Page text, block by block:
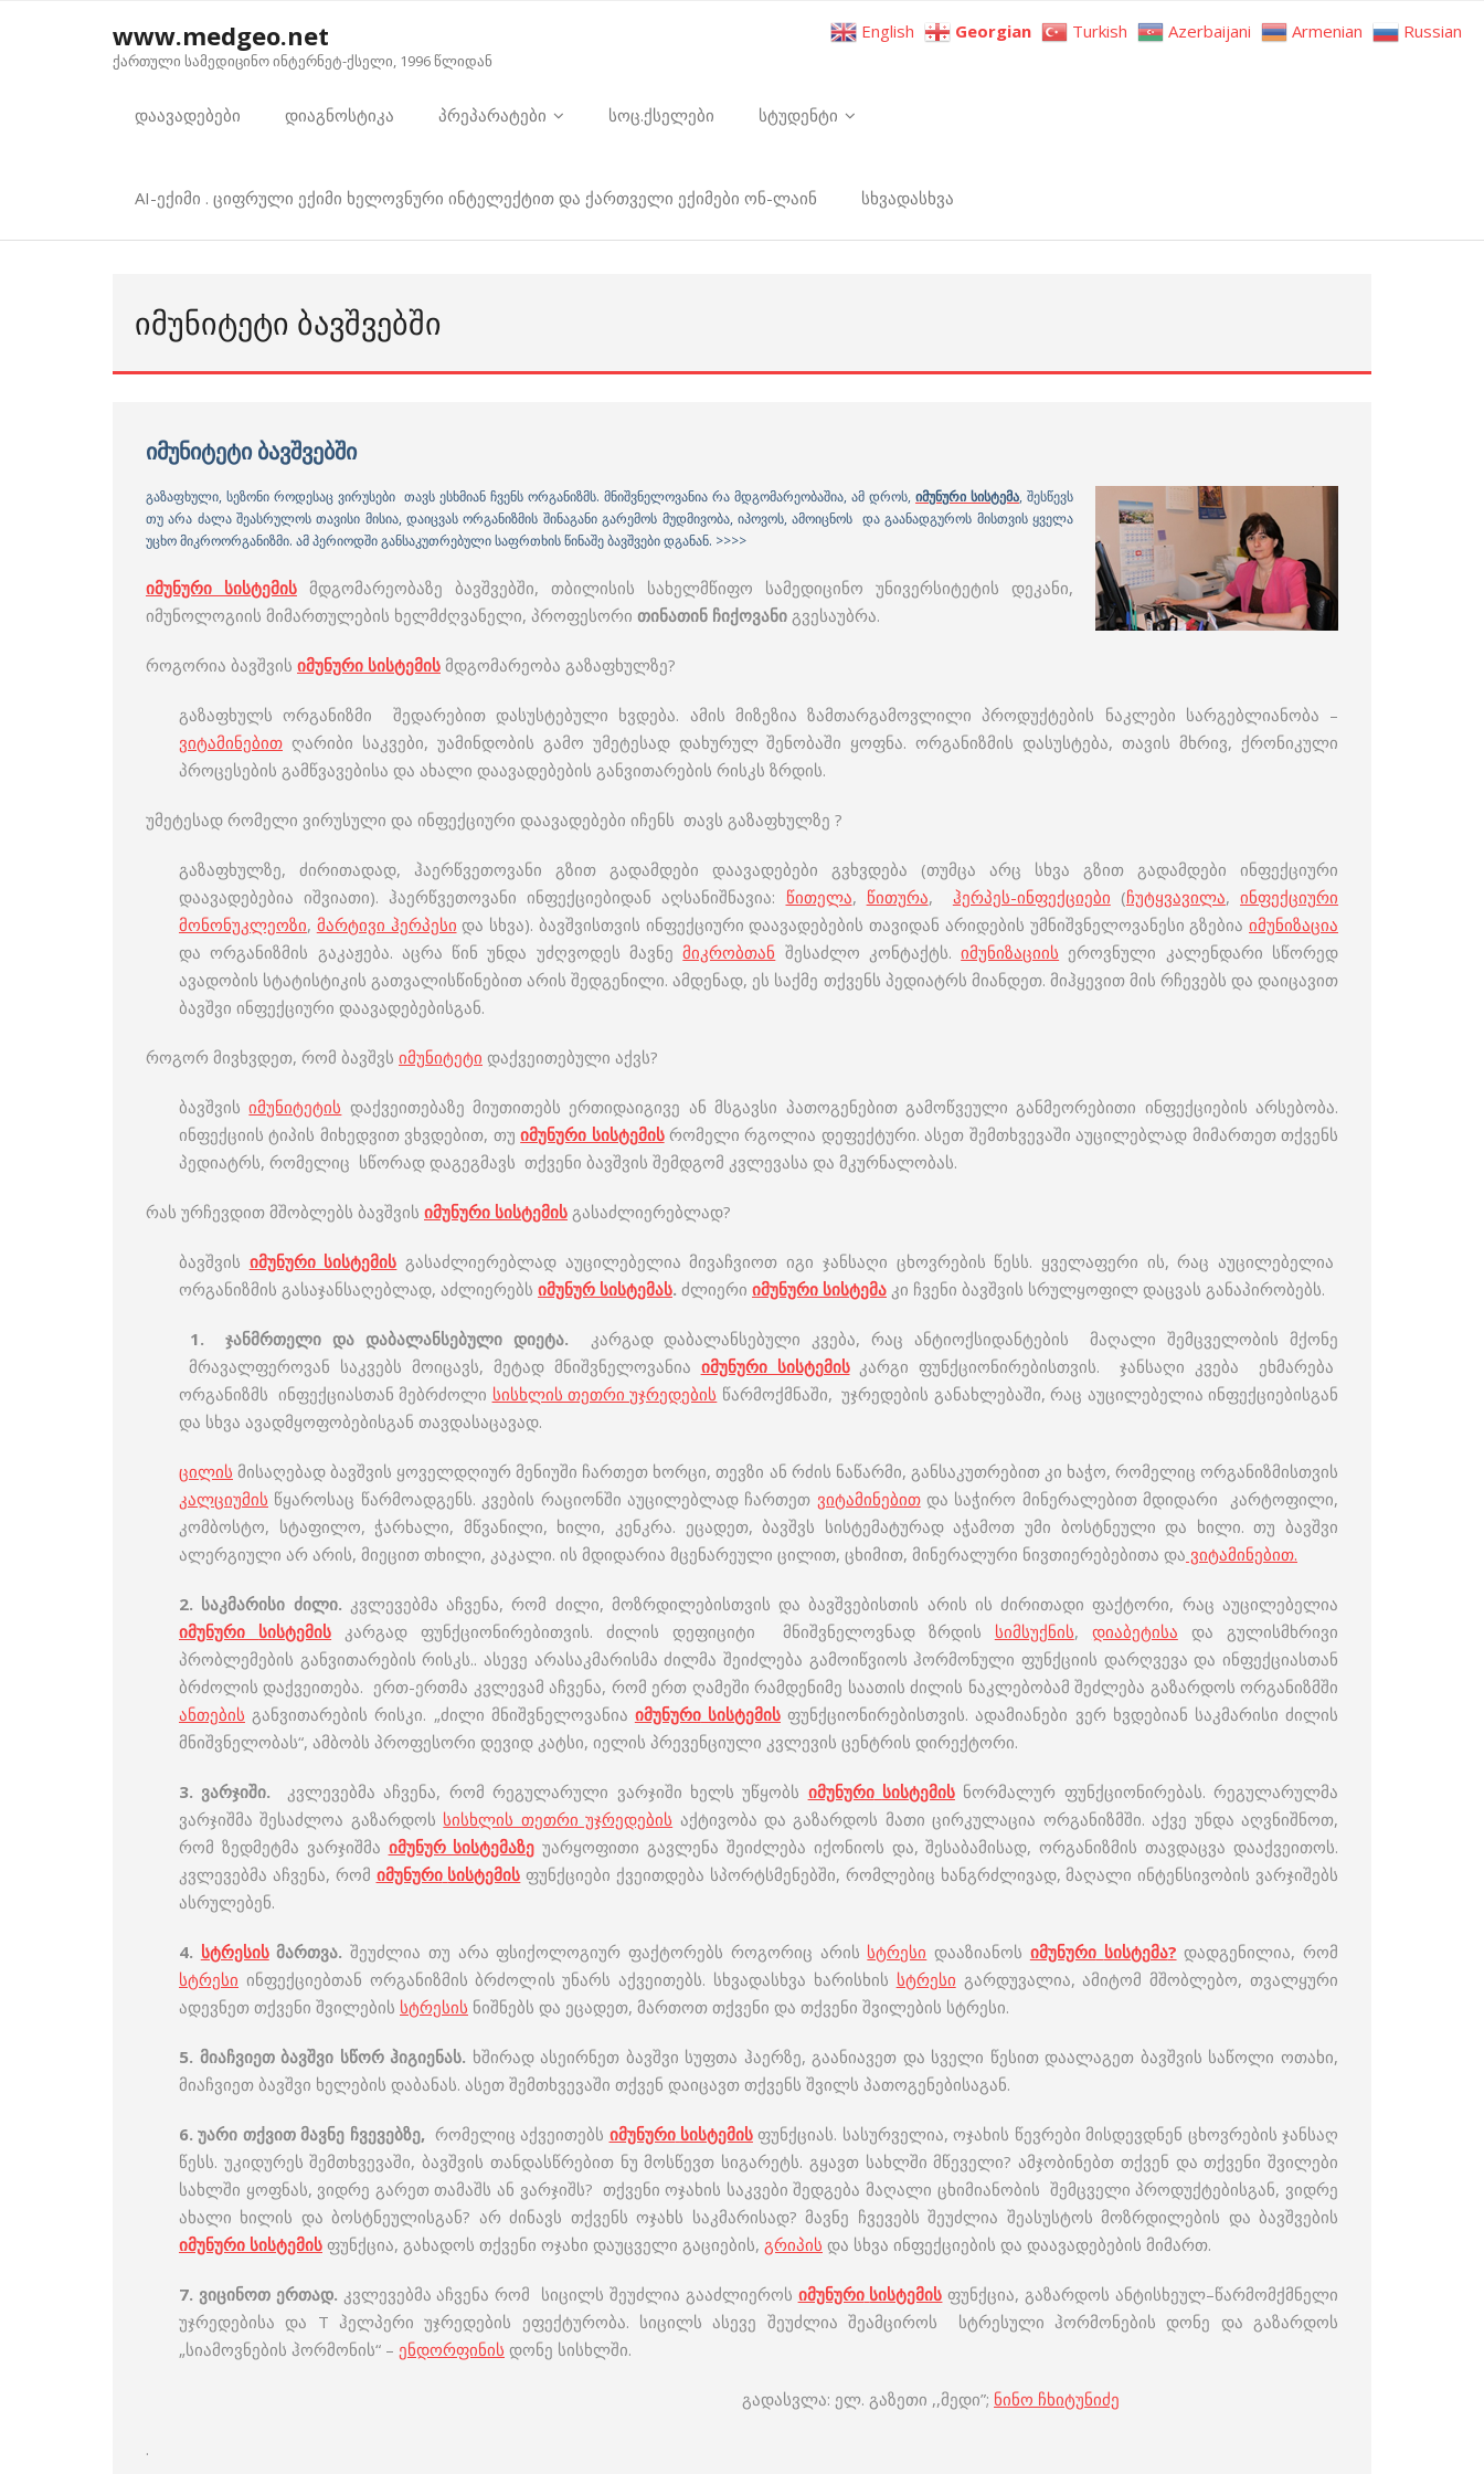
www.medgeo.net
ქართული სამედიცინო ინტერნეტ-ქსელი, 1996 წლიდან
დაავადებები დიაგნოსტიკა პრეპარატები სოც.ქსელები სტუდენტი
AI-ექიმი . ციფრული ექიმი ხელოვნური ინტელექტით და ქართველი ექიმები ონ-ლაინ სხვადასხვა
ᲘᲛᲣᲜᲘᲢᲔᲢᲘ ᲑᲐᲕᲨᲕᲔᲑᲨᲘ
იმუნიტეტი ბავშვებში
გაზაფხული, სეზონი როდესაც ვირუსები თავს ესხმიან ჩვენს ორგანიზმს. მნიშვნელოვანია რა მდგომარეობაშია, ამ დროს, იმუნური სისტემა, შესწევს
თუ არა ძალა შეასრულოს თავისი მისია, დაიცვას ორგანიზმის შინაგანი გარემოს მუდმივობა, იპოვოს, ამოიცნოს და გაანადგუროს მისთვის ყველა
უცხო მიკროორგანიზმი. ამ პერიოდში განსაკუთრებული საფრთხის წინაშე ბავშვები დგანან. >>>>
იმუნური სისტემის მდგომარეობაზე ბავშვებში, თბილისის სახელმწიფო სამედიცინო უნივერსიტეტის დეკანი,
იმუნოლოგიის მიმართულების ხელმძღვანელი, პროფესორი თინათინ ჩიქოვანი გვესაუბრა.
როგორია ბავშვის იმუნური სისტემის მდგომარეობა გაზაფხულზე?
გაზაფხულს ორგანიზმი შედარებით დასუსტებული ხვდება. ამის მიზეზია ზამთარგამოვლილი პროდუქტების ნაკლები სარგებლიანობა –
ვიტამინებით ღარიბი საკვები, უამინდობის გამო უმეტესად დახურულ შენობაში ყოფნა. ორგანიზმის დასუსტება, თავის მხრივ, ქრონიკული
პროცესების გამწვავებისა და ახალი დაავადებების განვითარების რისკს ზრდის.
უმეტესად რომელი ვირუსული და ინფექციური დაავადებები იჩენს თავს გაზაფხულზე ?
გაზაფხულზე, ძირითადად, ჰაერწვეთოვანი გზით გადამდები დაავადებები გვხვდება (თუმცა არც სხვა გზით გადამდები ინფექციური
დაავადებებია იშვიათი). ჰაერწვეთოვანი ინფექციებიდან აღსანიშნავია: წითელა, წითურა, ჰერპეს-ინფექციები (ჩუტყვავილა,ინფექციური
მონონუკლეოზი, მარტივი ჰერპესი და სხვა). ბავშვისთვის ინფექციური დაავადებების თავიდან არიდების უმნიშვნელოვანესი გზებია იმუნიზაცია
და ორგანიზმის გაკაჟება. აცრა წინ უნდა უძღვოდეს მავნემიკრობთან შესაძლო კონტაქტს.იმუნიზაციის ეროვნული კალენდარი სწორედ
ავადობის სტატისტიკის გათვალისწინებით არის შედგენილი. ამდენად, ეს საქმე თქვენს პედიატრს მიანდეთ. მიჰყევით მის რჩევებს და დაიცავით
ბავშვი ინფექციური დაავადებებისგან.
როგორ მივხვდეთ, რომ ბავშვს იმუნიტეტი დაქვეითებული აქვს?
ბავშვისიმუნიტეტის დაქვეითებაზე მიუთითებს ერთიდაიგივე ან მსგავსი პათოგენებით გამოწვეული განმეორებითი ინფექციების არსებობა.
ინფექციის ტიპის მიხედვით ვხვდებით, თუიმუნური სისტემისრომელი რგოლია დეფექტური. ასეთ შემთხვევაში აუცილებლად მიმართეთ თქვენს
პედიატრს, რომელიც სწორად დაგეგმავს თქვენი ბავშვის შემდგომ კვლევასა და მკურნალობას.
რას ურჩევდით მშობლებს ბავშვის იმუნური სისტემის გასაძლიერებლად?
ბავშვის იმუნური სისტემის გასაძლიერებლად აუცილებელია მივაჩვიოთ იგი ჯანსაღი ცხოვრების წესს. ყველაფერი ის, რაც აუცილებელია
ორგანიზმის გასაჯანსაღებლად, აძლიერებს იმუნურ სისტემას. ძლიერი იმუნური სისტემა კი ჩვენი ბავშვის სრულყოფილ დაცვას განაპირობებს.
1. ჯანმრთელი და დაბალანსებული დიეტა. კარგად დაბალანსებული კვება, რაც ანტიოქსიდანტების მაღალი შემცველობის მქონე
მრავალფეროვან საკვებს მოიცავს, მეტად მნიშვნელოვანია იმუნური სისტემისკარგი ფუნქციონირებისთვის. ჯანსაღი კვება ეხმარება
ორგანიზმს ინფექციასთან მებრძოლი სისხლის თეთრი უჯრედების წარმოქმნაში, უჯრედების განახლებაში, რაც აუცილებელია ინფექციებისგან
და სხვა ავადმყოფობებისგან თავდასაცავად.
ცილის მისაღებად ბავშვის ყოველდღიურ მენიუში ჩართეთ ხორცი, თევზი ან რძის ნაწარმი, განსაკუთრებით კი ხაჭო, რომელიც ორგანიზმისთვის
კალციუმის წყაროსაც წარმოადგენს. კვების რაციონში აუცილებლად ჩართეთ ვიტამინებითდა საჭირო მინერალებით მდიდარი კარტოფილი,
კომბოსტო, სტაფილო, ჭარხალი, მწვანილი, ხილი, კენკრა. ეცადეთ, ბავშვს სისტემატურად აჭამოთ უმი ბოსტნეული და ხილი. თუ ბავშვი
ალერგიული არ არის, მიეცით თხილი, კაკალი. ის მდიდარია მცენარეული ცილით, ცხიმით, მინერალური ნივთიერებებითა და ვიტამინებით.
2. საკმარისი ძილი. კვლევებმა აჩვენა, რომ ძილი, მოზრდილებისთვის და ბავშვებისთის არის ის ძირითადი ფაქტორი, რაც აუცილებელია
იმუნური
სისტემის კარგად ფუნქციონირებითვის. ძილის დეფიციტი მნიშვნელოვნად ზრდის სიმსუქნის, დიაბეტისა და გულისმხრივი
პრობლემების განვითარების რისკს.. ასევე არასაკმარისმა ძილმა შეიძლება გამოიწვიოს ჰორმონული ფუნქციის დარღვევა და ინფექციასთან
ბრძოლის დაქვეითება. ერთ-ერთმა კვლევამ აჩვენა, რომ ერთ ღამეში რამდენიმე საათის ძილის ნაკლებობამ შეძლება გაზარდოს ორგანიზმში
ანთების განვითარების რისკი. „ძილი მნიშვნელოვანია იმუნური სისტემის ფუნქციონირებისთვის. ადამიანები ვერ ხვდებიან საკმარისი ძილის
მნიშვნელობას“, ამბობს პროფესორი დევიდ კატსი, იელის პრევენციული კვლევის ცენტრის დირექტორი.
3. ვარჯიში. კვლევებმა აჩვენა, რომ რეგულარული ვარჯიში ხელს უწყობს იმუნური სისტემისნორმალურ ფუნქციონირებას. რეგულარულმა
ვარჯიშმა შესაძლოა გაზარდოს სისხლის თეთრი უჯრედების აქტივობა და გაზარდოს მათი ცირკულაცია ორგანიზმში. აქვე უნდა აღვნიშნოთ,
რომ ზედმეტმა ვარჯიშმა იმუნურ სისტემაზე უარყოფითი გავლენა შეიძლება იქონიოს და, შესაბამისად, ორგანიზმის თავდაცვა დააქვეითოს.
კვლევებმა აჩვენა, რომ იმუნური სისტემის ფუნქციები ქვეითდება სპორტსმენებში, რომლებიც ხანგრძლივად, მაღალი ინტენსივობის ვარჯიშებს
ასრულებენ.
4. სტრესის მართვა. შეუძლია თუ არა ფსიქოლოგიურ ფაქტორებს როგორიც არის სტრესი დააზიანოს იმუნური სისტემა? დადგენილია, რომ
სტრესი ინფექციებთან ორგანიზმის ბრძოლის უნარს აქვეითებს. სხვადასხვა ხარისხის სტრესი გარდუვალია, ამიტომ მშობლებო, თვალყური
ადევნეთ თქვენი შვილების სტრესის ნიშნებს და ეცადეთ, მართოთ თქვენი და თქვენი შვილების სტრესი.
5. მიაჩვიეთ ბავშვი სწორ ჰიგიენას. ხშირად ასეირნეთ ბავშვი სუფთა ჰაერზე, გაანიავეთ და სველი წესით დაალაგეთ ბავშვის საწოლი ოთახი,
მიაჩვიეთ ბავშვი ხელების დაბანას. ასეთ შემთხვევაში თქვენ დაიცავთ თქვენს შვილს პათოგენებისაგან.
6.უარი თქვით მავნე ჩვევებზე, რომელიც აქვეითებს იმუნური სისტემისფუნქციას. სასურველია, ოჯახის წევრები მისდევდნენ ცხოვრების ჯანსაღ
წესს. უკიდურეს შემთხვევაში, ბავშვის თანდასწრებით ნუ მოსწევთ სიგარეტს. გყავთ სახლში მწეველი? ამჯობინებთ თქვენ და თქვენი შვილები
სახლში ყოფნას, ვიდრე გარეთ თამაშს ან ვარჯიშს? თქვენი ოჯახის საკვები შედგება მაღალი ცხიმიანობის შემცველი პროდუქტებისგან, ვიდრე
ახალი ხილის და ბოსტნეულისგან? არ ძინავს თქვენს ოჯახს საკმარისად? მავნე ჩვევებს შეუძლია შეასუსტოს მოზრდილების და ბავშვების
იმუნური სისტემის ფუნქცია, გახადოს თქვენი ოჯახი დაუცველი გაციების, გრიპის და სხვა ინფექციების და დაავადებების მიმართ.
7. ვიცინოთ ერთად. კვლევებმა აჩვენა რომ სიცილს შეუძლია გააძლიეროს იმუნური სისტემის ფუნქცია, გაზარდოს ანტისხეულ–წარმომქმნელი
უჯრედებისა და T ჰელპერი უჯრედების ეფექტურობა. სიცილს ასევე შეუძლია შეამციროს სტრესული ჰორმონების დონე და გაზარდოს
„სიამოვნების ჰორმონის“ – ენდორფინის დონე სისხლში.
გადასვლა: ელ. გაზეთი ,,მედი”; ნინო ჩხიტუნიძე
.
English Georgian Turkish Azerbaijani Armenian Russian